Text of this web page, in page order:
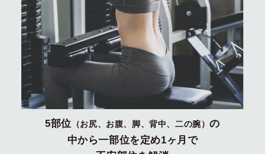
5部位 （お尻、お腹、脚、背中、二の腕）の
中から一部位を定め1ヶ月で